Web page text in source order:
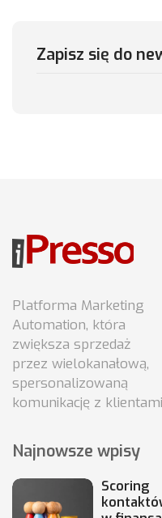
Zapisz się do
Platforma Marketing
Automation, która
zwiększa sprzedaż
przez wielokanałową,
spersonalizowaną
komunikację z
Najnowsze wpisy
Scoring